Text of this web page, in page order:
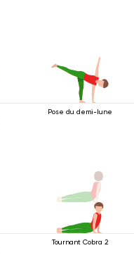
Pose du demi-lune
Tournant Cobra 2